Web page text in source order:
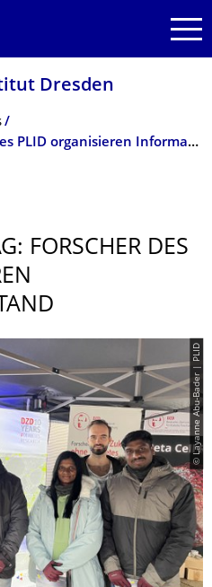
Dresden
Weltdiabetestag: Forscher des PLID organisieren Informationsstand
FORSCHER DES
© Layanne Abu-Bader | PLID